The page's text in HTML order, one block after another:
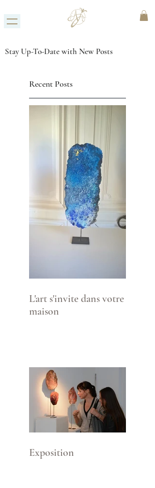
Stay Up-To-Date with New Posts
Recent Posts
L'art s'invite dans votre
maison
Exposition